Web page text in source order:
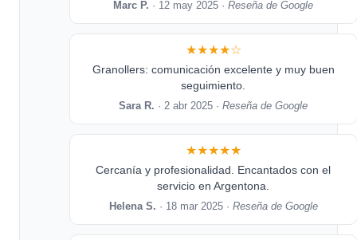
Marc P. · 12 may 2025 ·Reseña de Google
★★★★☆
Granollers: comunicación excelente y muy buen
seguimiento.
Sara R. · 2 abr 2025 ·Reseña de Google
★★★★★
Cercanía y profesionalidad. Encantados con el
servicio en Argentona.
Helena S. · 18 mar 2025 · Reseña de Google